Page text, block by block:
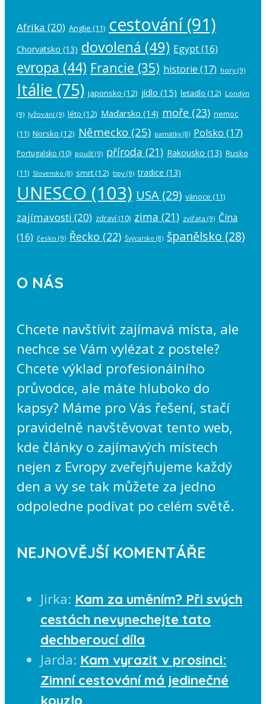
Afrika (20) Anglie (11) cestování(91)
Chorvatsko (13) dovolená (49) Egypt(16)
evropa (44) Francie (35) historie (17) hory (9)
Itálie (75) japonsko (12) jídlo (15) letadlo (12) Londýn
(9) lyžování (9) léto (12) Maďarsko (14) moře (23) nemoc
(11) Norsko (12) Německo (25) památky(8) Polsko (17)
Portugalsko (10) poušť(9) příroda (21) Rakousko (13) Rusko
(11) Slovensko (8) smrt(12) tipy (9) tradice (13)
UNESCO (103) USA (29) vánoce (11)
zajímavosti (20) zdraví (10) zima (21) zvířata (9) Čína
(16) česko (9) Řecko (22) Švýcarsko (8) španělsko (28)
O NÁS
Chcete navštívit zajímavá místa, ale
nechce se Vám vylézat z postele?
Chcete výklad profesionálního
průvodce, ale máte hluboko do
kapsy? Máme pro Vás řešení, stačí
pravidelně navštěvovat tento web,
kde články o zajímavých místech
nejen z Evropy zveřejňujeme každý
den a vy se tak můžete za jedno
odpoledne podívat po celém světě.
NEJNOVĚJŠÍ KOMENTÁŘE
Jirka: Kam za uměním? Při svých
cestách nevynechejte tato
dechberoucí díla
Jarda: Kam vyrazit v prosinci:
Zimní cestování má jedinečné
kouzlo